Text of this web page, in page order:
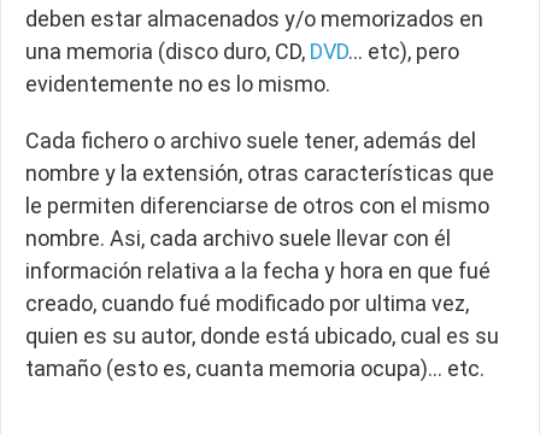
deben estar almacenados y/o memorizados en
una memoria (disco duro, CD, DVD… etc), pero
evidentemente no es lo mismo.
Cada fichero o archivo suele tener, además del
nombre y la extensión, otras características que
le permiten diferenciarse de otros con el mismo
nombre. Asi, cada archivo suele llevar con él
información relativa a la fecha y hora en que fué
creado, cuando fué modificado por ultima vez,
quien es su autor, donde está ubicado, cual es su
tamaño (esto es, cuanta memoria ocupa)… etc.